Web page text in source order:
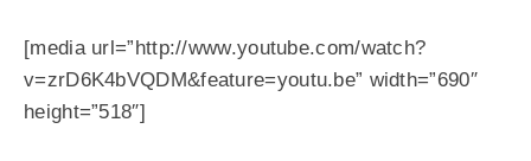
[media url=”http://www.youtube.com/watch?
v=zrD6K4bVQDM&feature=youtu.be” width=”690″
height=”518″]